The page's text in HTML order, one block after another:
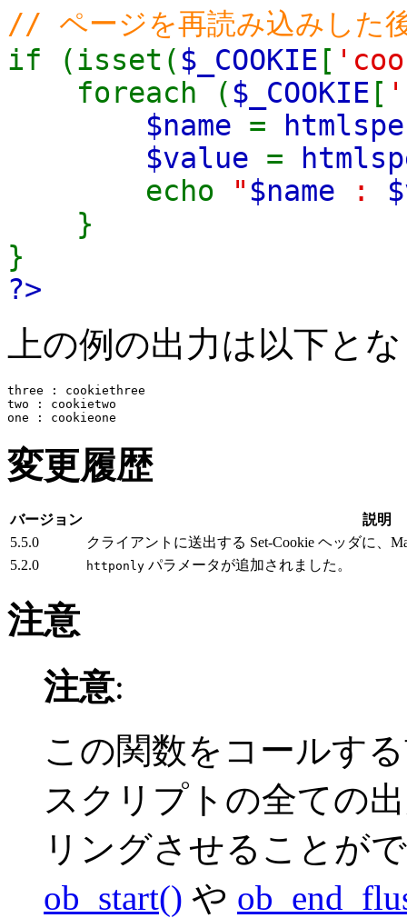
// ページを再読み込みした
if (isset( $_COOKIE [
foreach ( $_COOKIE [
$name =
$value =
echo
" $name :
}
}
?>
上の例の出力は以下と
three : cookiethree
two : cookietwo
変更履歴
バージョン
説明
5.5.0
クライアントに送出する Set-Cookie ヘッダに、
5.2.0
httponly パラメータが追加されました。
注意
注意:
この関数をコールす
スクリプトの全ての
リングさせることが
ob_start() や